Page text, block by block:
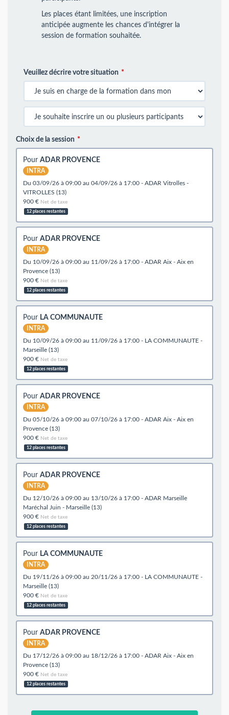
Les places étant limitées, une inscription
anticipée augmente les chances d'intégrer la
session de formation souhaitée.
Veuillez décrire votre situation
Choix de la session
Pour ADAR PROVENCE
INTRA
du 03/09/26 à 09:00 au 04/09/26 à 17:00 - ADAR Vitrolles -
VITROLLES (13)
900 € Net de taxe
12 places restantes
Pour ADAR PROVENCE
INTRA
du 10/09/26 à 09:00 au 11/09/26 à 17:00 - ADAR Aix - Aix en
Provence (13)
900 € Net de taxe
12 places restantes
Pour LA COMMUNAUTE
INTRA
du 10/09/26 à 09:00 au 11/09/26 à 17:00 - LA COMMUNAUTE -
Marseille (13)
900 € Net de taxe
12 places restantes
Pour ADAR PROVENCE
INTRA
du 05/10/26 à 09:00 au 07/10/26 à 17:00 - ADAR Aix - Aix en
Provence (13)
900 € Net de taxe
12 places restantes
Pour ADAR PROVENCE
INTRA
du 12/10/26 à 09:00 au 13/10/26 à 17:00 - ADAR Marseille
Maréchal Juin - Marseille (13)
900 € Net de taxe
12 places restantes
Pour LA COMMUNAUTE
INTRA
du 19/11/26 à 09:00 au 20/11/26 à 17:00 - LA COMMUNAUTE -
Marseille (13)
900 € Net de taxe
12 places restantes
Pour ADAR PROVENCE
INTRA
du 17/12/26 à 09:00 au 18/12/26 à 17:00 - ADAR Aix - Aix en
Provence (13)
900 € Net de taxe
12 places restantes